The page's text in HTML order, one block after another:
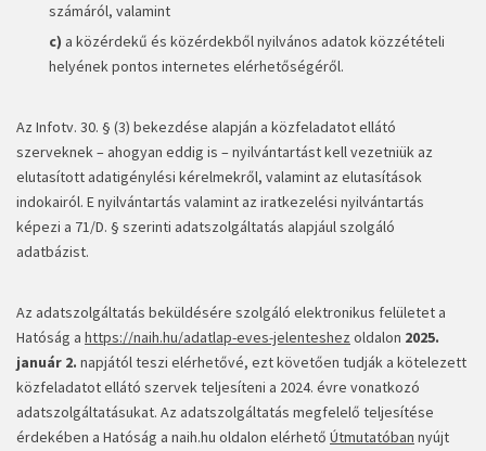
számáról, valamint
c) a közérdekű és közérdekből nyilvános adatok közzétételi
helyének pontos internetes elérhetőségéről.
Az Infotv. 30. § (3) bekezdése alapján a közfeladatot ellátó
szerveknek – ahogyan eddig is – nyilvántartást kell vezetniük az
elutasított adatigénylési kérelmekről, valamint az elutasítások
indokairól. E nyilvántartás valamint az iratkezelési nyilvántartás
képezi a 71/D. § szerinti adatszolgáltatás alapjául szolgáló
adatbázist.
Az adatszolgáltatás beküldésére szolgáló elektronikus felületet a
Hatóság a https://naih.hu/adatlap-eves-jelenteshez oldalon 2025.
január 2. napjától teszi elérhetővé, ezt követően tudják a kötelezett
közfeladatot ellátó szervek teljesíteni a 2024. évre vonatkozó
adatszolgáltatásukat. Az adatszolgáltatás megfelelő teljesítése
érdekében a Hatóság a naih.hu oldalon elérhető Útmutatóban nyújt